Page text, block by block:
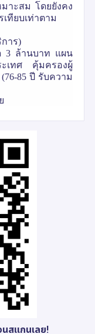
าะสม โดยยังคง
ทียบเท่าตาม
าร)
3 ล้านบาท แผน
ะเทศ คุ้มครองผู้
85 ปี รับความ
นสแกนเลย!